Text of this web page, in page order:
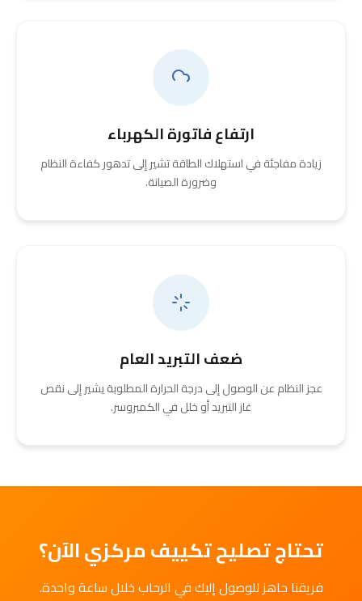
ارتفاع فاتورة الكهرباء
زيادة مفاجئة في استهلاك الطاقة تشير إلى تدهور كفاءة النظام
وضرورة الصيانة.
ضعف التبريد العام
عجز النظام عن الوصول إلى درجة الحرارة المطلوبة يشير إلى نقص
غاز التبريد أو خلل في الكمبروسر.
تحتاج تصليح تكييف مركزي الآن؟
فريقنا جاهز للوصول إليك في الرحاب خلال ساعة واحدة.